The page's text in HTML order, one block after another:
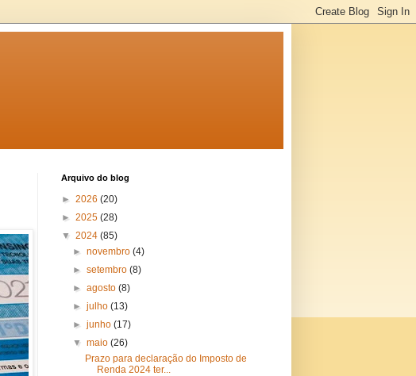
Arquivo do blog
► 2026 (20)
► 2025 (28)
▼ 2024 (85)
►novembro(4)
►setembro(8)
►agosto(8)
►julho(13)
►junho(17)
▼maio(26)
Prazo para declaração do Imposto de
Renda 2024 ter...